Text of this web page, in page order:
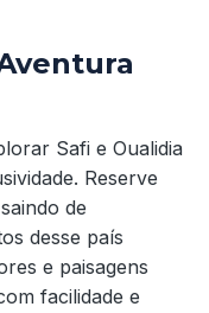
Safi e Oualidia
Reserve
de
desse país
e paisagens
facilidade e